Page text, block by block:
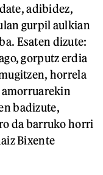
adibidez,
gurpil aulkian
Esaten dizute:
gorputz erdia
horrela
amorruarekin
badizute,
da barruko horri
Bixente